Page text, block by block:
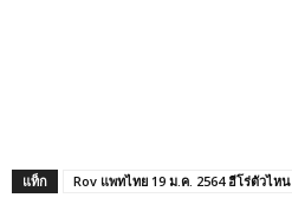
แท็ก Rov แพทไทย 19 ม.ค. 2564 ฮีโร่ตัวไหน